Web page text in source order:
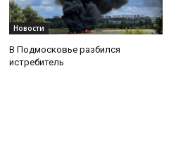
Новости
В Подмосковье разбился
истребитель